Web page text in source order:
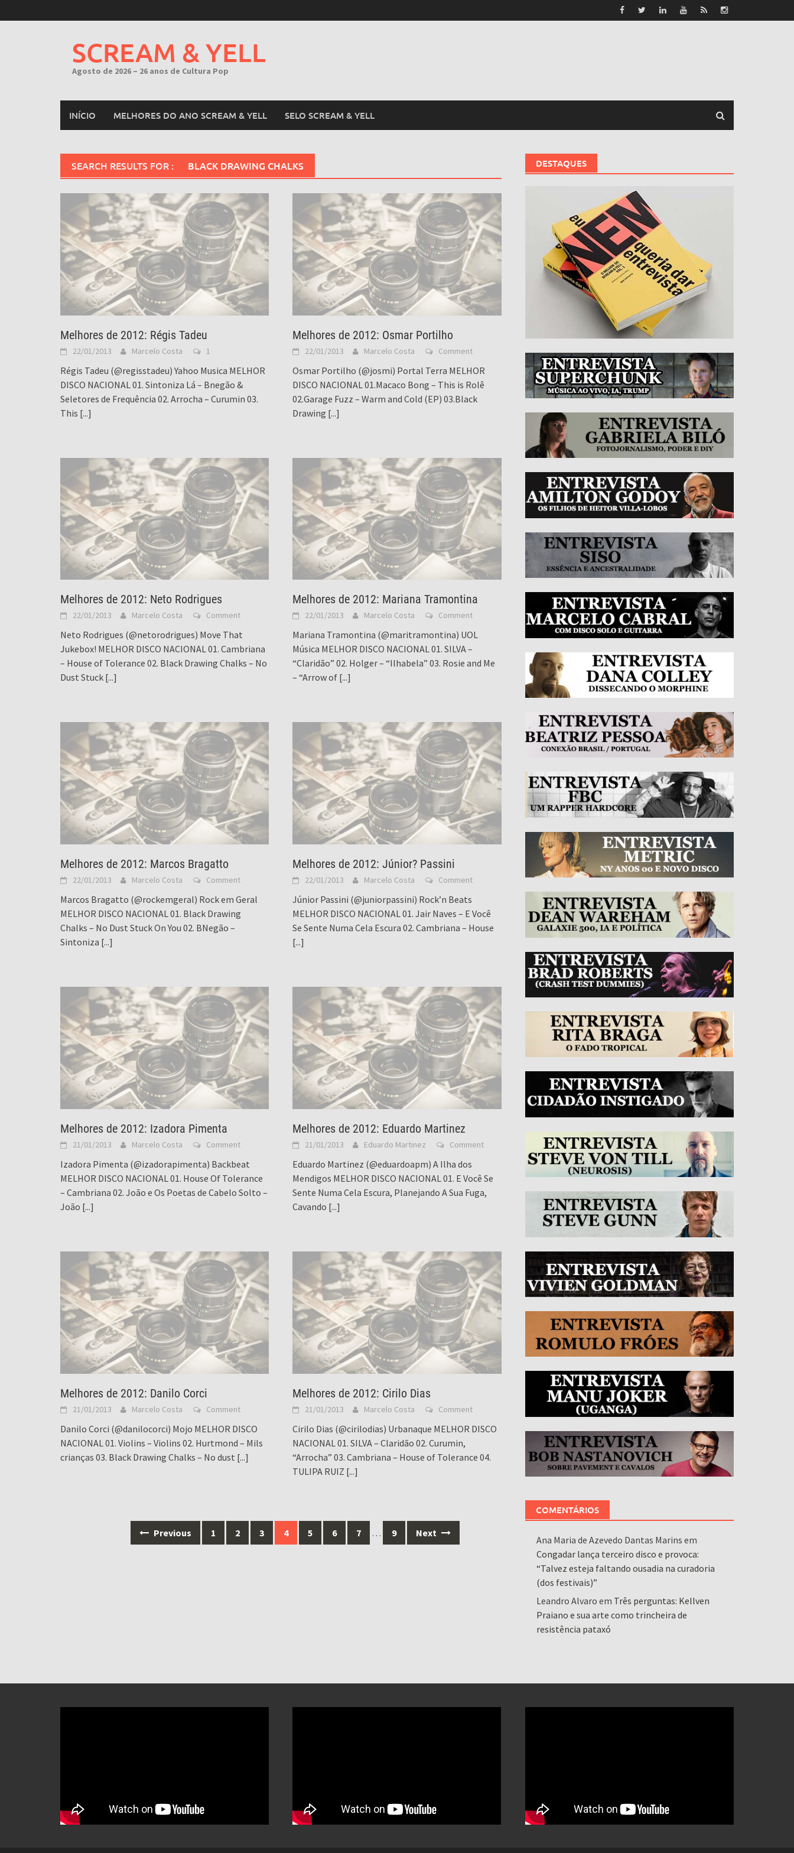
to
SCREAM & YELL
Agosto de 2026 – 26 anos de Cultura Pop
INÍCIO MELHORES DO ANO SCREAM & YELL SELO SCREAM & YELL
SEARCH RESULTS FOR : BLACK DRAWING CHALKS
Melhores de 2012: Régis Tadeu
22/01/2013 Marcelo Costa 1
Régis Tadeu (@regisstadeu) Yahoo Musica MELHOR
DISCO NACIONAL 01. Sintoniza Lá – Bnegão &
Seletores de Frequência 02. Arrocha – Curumin 03.
This [...]
Melhores de 2012: Osmar Portilho
22/01/2013 Marcelo Costa Comment
Osmar Portilho (@josmi) Portal Terra MELHOR
DISCO NACIONAL 01.Macaco Bong – This is Rolê
02.Garage Fuzz – Warm and Cold (EP) 03.Black
Drawing [...]
Melhores de 2012: Neto Rodrigues
22/01/2013 Marcelo Costa Comment
Neto Rodrigues (@netorodrigues) Move That
Jukebox! MELHOR DISCO NACIONAL 01. Cambriana
– House of Tolerance 02. Black Drawing Chalks – No
Dust Stuck [...]
Melhores de 2012: Mariana Tramontina
22/01/2013 Marcelo Costa Comment
Mariana Tramontina (@maritramontina) UOL
Música MELHOR DISCO NACIONAL 01. SILVA –
“Claridão” 02. Holger – “Ilhabela” 03. Rosie and Me
– “Arrow of [...]
Melhores de 2012: Marcos Bragatto
22/01/2013 Marcelo Costa Comment
Marcos Bragatto (@rockemgeral) Rock em Geral
MELHOR DISCO NACIONAL 01. Black Drawing
Chalks – No Dust Stuck On You 02. BNegão –
Sintoniza [...]
Melhores de 2012: Júnior? Passini
22/01/2013 Marcelo Costa Comment
Júnior Passini (@juniorpassini) Rock’n Beats
MELHOR DISCO NACIONAL 01. Jair Naves – E Você
Se Sente Numa Cela Escura 02. Cambriana – House
[...]
Melhores de 2012: Izadora Pimenta
21/01/2013 Marcelo Costa Comment
Izadora Pimenta (@izadorapimenta) Backbeat
MELHOR DISCO NACIONAL 01. House Of Tolerance
– Cambriana 02. João e Os Poetas de Cabelo Solto –
João [...]
Melhores de 2012: Eduardo Martinez
21/01/2013 Eduardo Martinez Comment
Eduardo Martinez (@eduardoapm) A Ilha dos
Mendigos MELHOR DISCO NACIONAL 01. E Você Se
Sente Numa Cela Escura, Planejando A Sua Fuga,
Cavando [...]
Melhores de 2012: Danilo Corci
21/01/2013 Marcelo Costa Comment
Danilo Corci (@danilocorci) Mojo MELHOR DISCO
NACIONAL 01. Violins – Violins 02. Hurtmond – Mils
crianças 03. Black Drawing Chalks – No dust [...]
Melhores de 2012: Cirilo Dias
21/01/2013 Marcelo Costa Comment
Cirilo Dias (@cirilodias) Urbanaque MELHOR DISCO
NACIONAL 01. SILVA – Claridão 02. Curumin,
“Arrocha” 03. Cambriana – House of Tolerance 04.
TULIPA RUIZ [...]
Previous 1 2 3 4 5 6 7 … 9 Next
DESTAQUES
COMENTÁRIOS
Ana Maria de Azevedo Dantas Marins em
Congadar lança terceiro disco e provoca:
“Talvez esteja faltando ousadia na curadoria
(dos festivais)”
Leandro Alvaro em Três perguntas: Kellven
Praiano e sua arte como trincheira de
resistência pataxó